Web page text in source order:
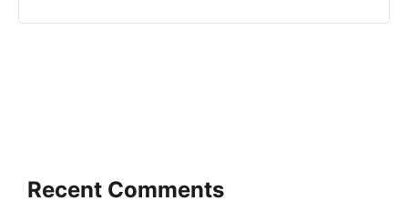
Recent Comments